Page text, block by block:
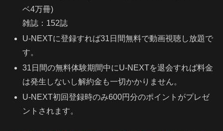
ベ4万冊)
雑誌：152誌
U-NEXTに登録すれば31日間無料で動画視聴し放題で
す。
31日間の無料体験期間中にU-NEXTを退会すれば料金
は発生しないし解約金も一切かかりません。
U-NEXT初回登録時のみ600円分のポイントがプレゼ
ントされます。